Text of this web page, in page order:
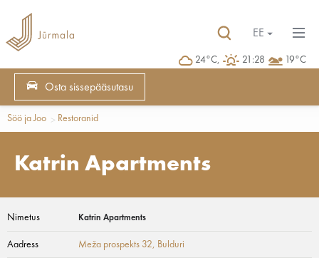
24°C, 21:28 19°C
EE
Osta sissepääsutasu
Söö ja Joo Restoranid
Katrin Apartments
Nimetus Katrin Apartments
Aadress Meža prospekts 32, Bulduri